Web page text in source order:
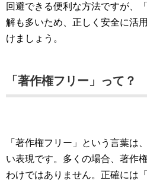
回避できる便利な方法ですが、
解も多いため、正しく安全に活
けましょう。
「著作権フリー」って？
「著作権フリー」という言葉は
い表現です。多くの場合、著作
わけではありません。正確には